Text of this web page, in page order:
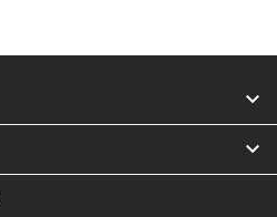

